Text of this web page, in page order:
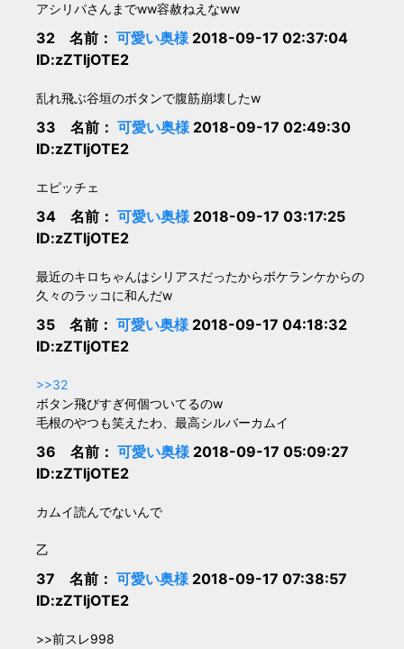
アシリパさんまでww容赦ねえなww
32 名前： 可愛い奥様2018-09-17 02:37:04
ID:zZTljOTE2
乱れ飛ぶ谷垣のボタンで腹筋崩壊したw
33 名前： 可愛い奥様2018-09-17 02:49:30
ID:zZTljOTE2
エピッチェ
34 名前： 可愛い奥様2018-09-17 03:17:25
ID:zZTljOTE2
最近のキロちゃんはシリアスだったからボケランケからの
久々のラッコに和んだw
35 名前： 可愛い奥様2018-09-17 04:18:32
ID:zZTljOTE2
>>32
ボタン飛びすぎ何個ついてるのw
毛根のやつも笑えたわ、最高シルバーカムイ
36 名前： 可愛い奥様2018-09-17 05:09:27
ID:zZTljOTE2
カムイ読んでないんで
乙
37 名前： 可愛い奥様2018-09-17 07:38:57
ID:zZTljOTE2
>>前スレ998